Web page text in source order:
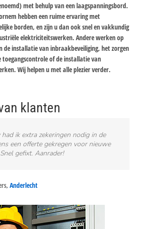
met behulp van een laagspanningsbord.
hebben een ruime ervaring met
borden, en zijn u dan ook snel en vakkundig
elektriciteitswerken. Andere werken op
de installatie van inbraakbeveiliging, het zorgen
toegangscontrole of de installatie van
Wij helpen u met alle plezier verder.
klanten
had ik extra zekeringen nodig in de
een offerte gekregen voor nieuwe
gefixt. Aanrader!
, Anderlecht